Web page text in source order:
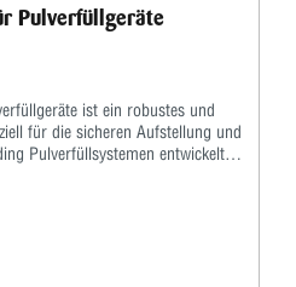
Pulverfüllgeräte
ist ein robustes und
für die sicheren Aufstellung und
Pulverfüllsystemen entwickelt
Konstruktion. Er bietet eine